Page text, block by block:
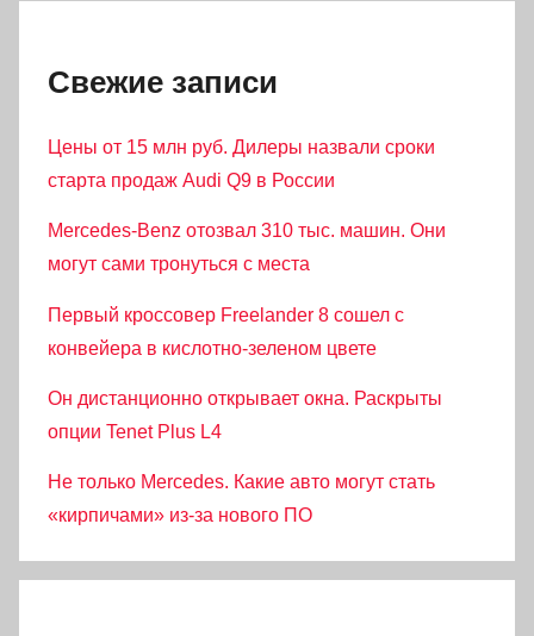
Свежие записи
Цены от 15 млн руб. Дилеры назвали сроки
старта продаж Audi Q9 в России
Mercedes-Benz отозвал 310 тыс. машин. Они
могут сами тронуться с места
Первый кроссовер Freelander 8 сошел с
конвейера в кислотно-зеленом цвете
Он дистанционно открывает окна. Раскрыты
опции Tenet Plus L4
Не только Mercedes. Какие авто могут стать
«кирпичами» из-за нового ПО